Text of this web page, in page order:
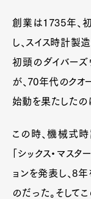
創業は1735年、
し、スイス時計製
初頭のダイバー
が、70年代のクオ
始動を果たしたの
この時、機械式
「シックス・マス
ョンを発表し、8
のだった。そして